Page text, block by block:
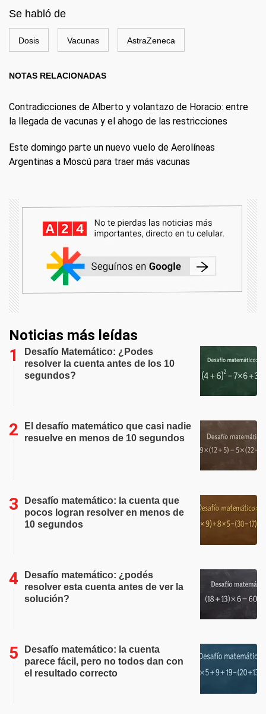
Se habló de
Dosis Vacunas AstraZeneca
NOTAS RELACIONADAS
Contradicciones de Alberto y volantazo de Horacio: entre
la llegada de vacunas y el ahogo de las restricciones
Este domingo parte un nuevo vuelo de Aerolíneas
Argentinas a Moscú para traer más vacunas
Noticias más leídas
Desafío Matemático: ¿Podes
resolver la cuenta antes de los 10
segundos?
El desafío matemático que casi nadie
resuelve en menos de 10 segundos
Desafío matemático: la cuenta que
pocos logran resolver en menos de
10 segundos
Desafío matemático: ¿podés
resolver esta cuenta antes de ver la
solución?
Desafío matemático: la cuenta
parece fácil, pero no todos dan con
el resultado correcto